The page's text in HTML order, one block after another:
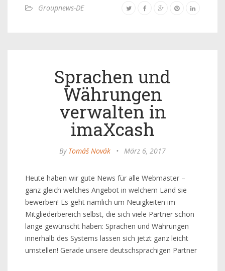
Groupnews-DE
Sprachen und
Währungen
verwalten in
imaXcash
By Tomáš Novák • März 6, 2017
Heute haben wir gute News für alle Webmaster –
ganz gleich welches Angebot in welchem Land sie
bewerben! Es geht nämlich um Neuigkeiten im
Mitgliederbereich selbst, die sich viele Partner schon
lange gewünscht haben: Sprachen und Währungen
innerhalb des Systems lassen sich jetzt ganz leicht
umstellen! Gerade unsere deutschsprachigen Partner